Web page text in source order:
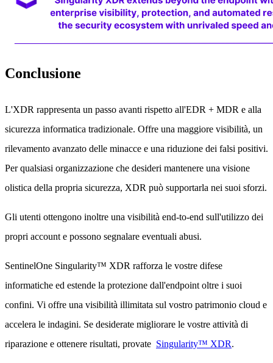
Conclusione
L'XDR rappresenta un passo avanti rispetto all'EDR + MDR e alla
sicurezza informatica tradizionale. Offre una maggiore visibilità, un
rilevamento avanzato delle minacce e una riduzione dei falsi positivi.
Per qualsiasi organizzazione che desideri mantenere una visione
olistica della propria sicurezza, XDR può supportarla nei suoi sforzi.
Gli utenti ottengono inoltre una visibilità end-to-end sull'utilizzo dei
propri account e possono segnalare eventuali abusi.
SentinelOne Singularity™ XDR rafforza le vostre difese
informatiche ed estende la protezione dall'endpoint oltre i suoi
confini. Vi offre una visibilità illimitata sul vostro patrimonio cloud e
accelera le indagini. Se desiderate migliorare le vostre attività di
riparazione e ottenere risultati, provate Singularity™ XDR.